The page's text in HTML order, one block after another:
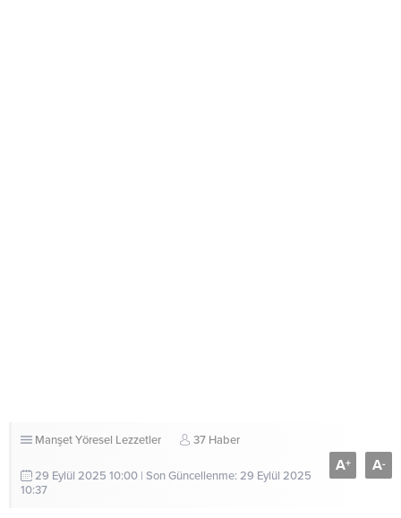
ManşetYöresel Lezzetler 37 Haber
29 Eylül 2025 10:00 | Son Güncellenme: 29 Eylül 2025
10:37
A+ A-